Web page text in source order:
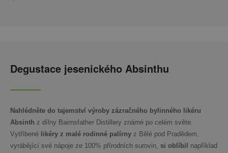
Degustace jesenického Absinthu
Nahlédněte do tajemství výroby zázračného bylinného likéru
Absinth z dílny Bairnsfather Distillery známé po celém světe.
Vytříbené likéry z malé rodinné palírny z Bělé pod Pradědem,
vyrábějící své nápoje ze 100% přírodních surovin, si oblíbil například